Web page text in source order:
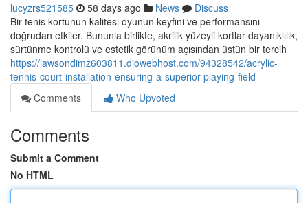
lucyzrs521585 58 days ago News
Discuss
Bir tenis kortunun kalitesi oyunun keyfini ve performansını
doğrudan etkiler. Bununla birlikte, akrilik yüzeyli kortlar dayanıklılık,
sürtünme kontrolü ve estetik görünüm açısından üstün bir tercih
https://lawsondimz603811.diowebhost.com/94328542/acrylic-
tennis-court-installation-ensuring-a-superior-playing-field
Comments
Who Upvoted
Comments
Submit a Comment
No HTML